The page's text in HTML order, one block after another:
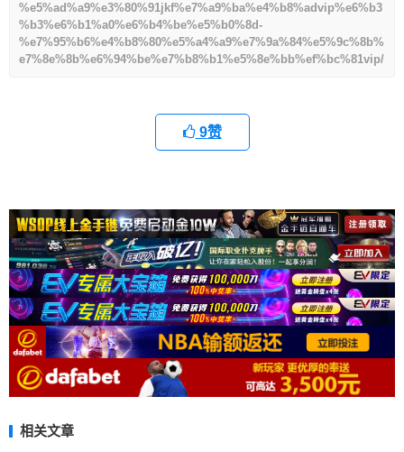
%e5%ad%a9%e3%80%91jkf%e7%a9%ba%e4%b8%advip%e6%b3
%b3%e6%b1%a0%e6%b4%be%e5%b0%8d-
%e7%95%b6%e4%b8%80%e5%a4%a9%e7%9a%84%e5%9c%8b%
e7%8e%8b%e6%94%be%e7%b8%b1%e5%8e%bb%ef%bc%81vip/
9赞
相关文章